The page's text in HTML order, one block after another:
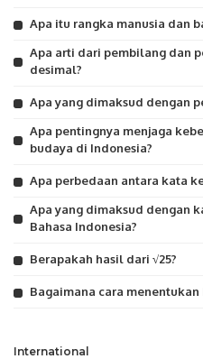
Apa itu rangka manusia dan
Apa arti dari pembilang dan
desimal?
Apa yang dimaksud dengan
Apa pentingnya menjaga
budaya di Indonesia?
Apa perbedaan antara kata
Apa yang dimaksud dengan
Bahasa Indonesia?
Berapakah hasil dari √25?
Bagaimana cara
International